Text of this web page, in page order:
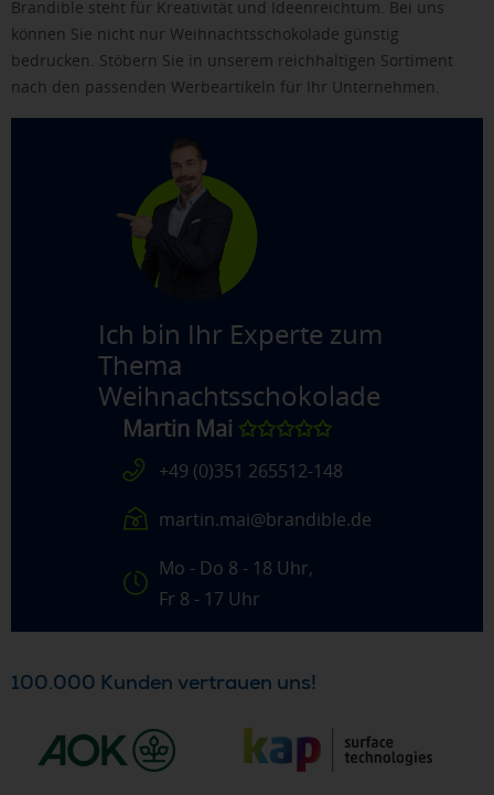
Brandible steht für Kreativität und Ideenreichtum. Bei uns
können Sie nicht nur Weihnachtsschokolade günstig
bedrucken. Stöbern Sie in unserem reichhaltigen Sortiment
nach den passenden Werbeartikeln für Ihr Unternehmen.
Ich bin Ihr Experte zum
Thema
Weihnachtsschokolade
Martin Mai ✩✩✩✩✩
+49 (0)351 265512-148
martin.mai@brandible.de
Mo - Do 8 - 18 Uhr,
Fr 8 - 17 Uhr
100.000 Kunden vertrauen uns!